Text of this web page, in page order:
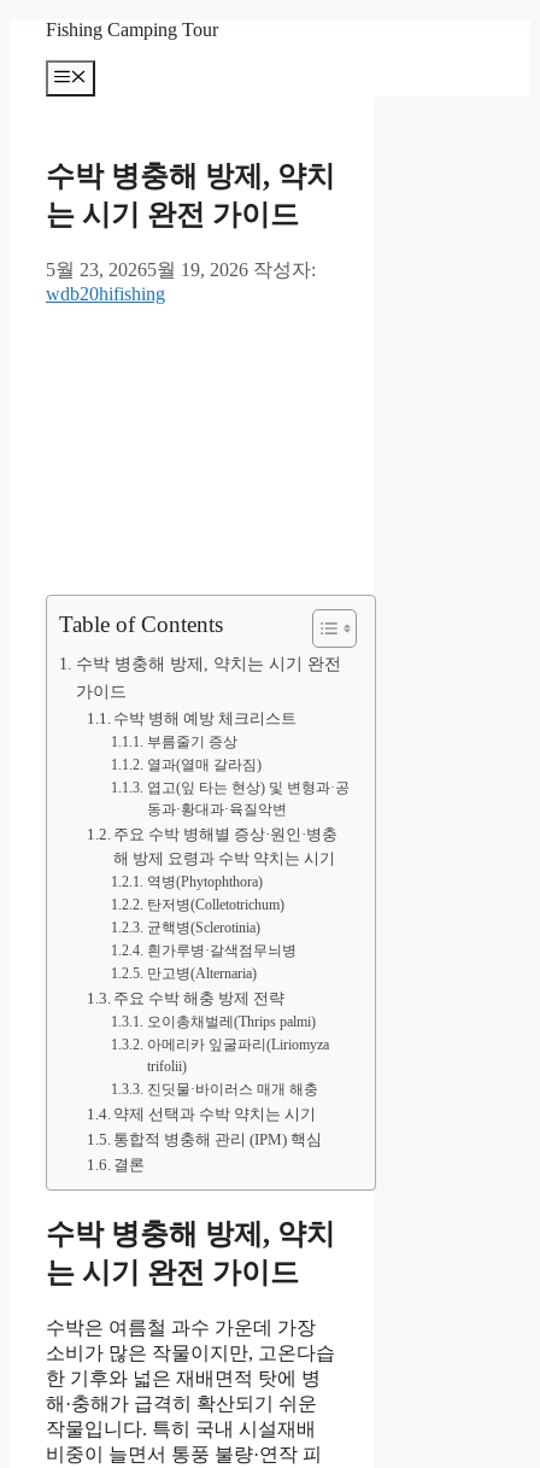
Fishing Camping Tour
메
뉴
수박 병충해 방제, 약치
는 시기 완전 가이드
5월 23, 20265월 19, 2026 작성자:
wdb20hifishing
Table of Contents
수박 병충해 방제, 약치는 시기 완전
가이드
수박 병해 예방 체크리스트
부름줄기 증상
열과(열매 갈라짐)
엽고(잎 타는 현상) 및 변형과·공
동과·황대과·육질악변
주요 수박 병해별 증상·원인·병충
해 방제 요령과 수박 약치는 시기
역병(Phytophthora)
탄저병(Colletotrichum)
균핵병(Sclerotinia)
흰가루병·갈색점무늬병
만고병(Alternaria)
주요 수박 해충 방제 전략
오이총채벌레(Thrips palmi)
아메리카 잎굴파리(Liriomyza
trifolii)
진딧물·바이러스 매개 해충
약제 선택과 수박 약치는 시기
통합적 병충해 관리 (IPM) 핵심
결론
수박 병충해 방제, 약치
는 시기 완전 가이드
수박은 여름철 과수 가운데 가장
소비가 많은 작물이지만, 고온다습
한 기후와 넓은 재배면적 탓에 병
해·충해가 급격히 확산되기 쉬운
작물입니다. 특히 국내 시설재배
비중이 늘면서 통풍 불량·연작 피